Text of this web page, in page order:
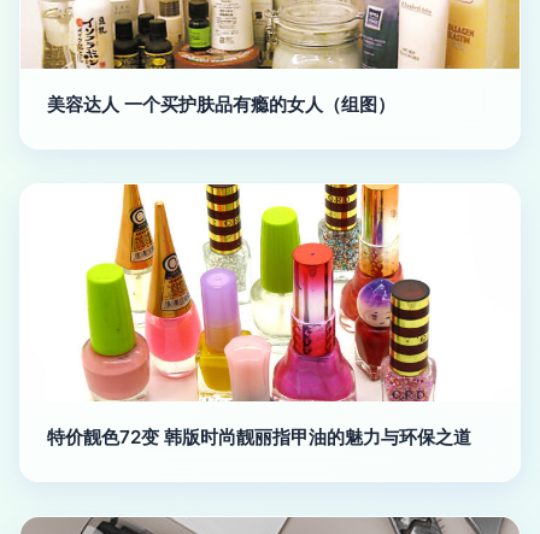
美容达人 一个买护肤品有瘾的女人（组图）
特价靓色72变 韩版时尚靓丽指甲油的魅力与环保之道